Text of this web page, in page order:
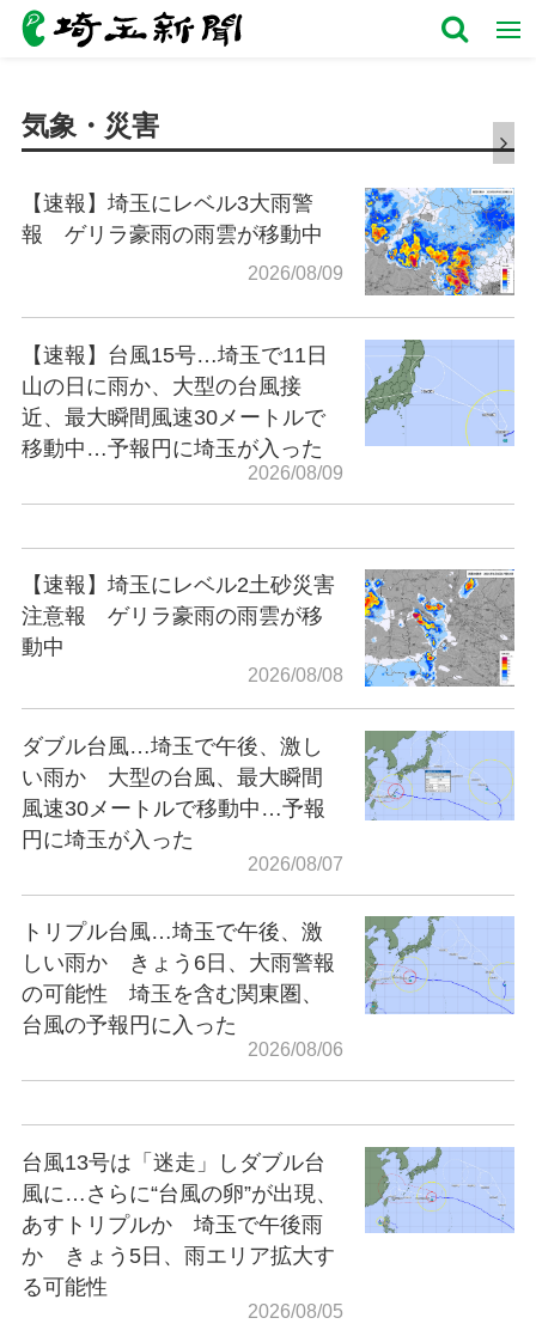
気象・災害
【速報】埼玉にレベル3大雨警
報 ゲリラ豪雨の雨雲が移動中
2026/08/09
【速報】台風15号…埼玉で11日
山の日に雨か、大型の台風接
近、最大瞬間風速30メートルで
移動中…予報円に埼玉が入った
2026/08/09
【速報】埼玉にレベル2土砂災害
注意報 ゲリラ豪雨の雨雲が移
動中
2026/08/08
ダブル台風…埼玉で午後、激し
い雨か 大型の台風、最大瞬間
風速30メートルで移動中…予報
円に埼玉が入った
2026/08/07
トリプル台風…埼玉で午後、激
しい雨か きょう6日、大雨警報
の可能性 埼玉を含む関東圏、
台風の予報円に入った
2026/08/06
台風13号は「迷走」しダブル台
風に…さらに“台風の卵”が出現、
あすトリプルか 埼玉で午後雨
か きょう5日、雨エリア拡大す
る可能性
2026/08/05